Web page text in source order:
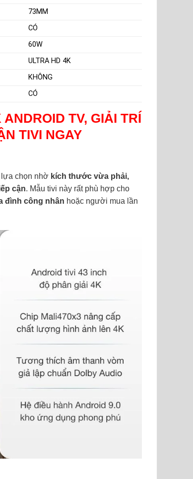
73MM
CÓ
60W
ULTRA HD 4K
KHÔNG
CÓ
ANDROID TV, GIẢI TRÍ
TIVI NGAY
chọn nhờ kích thước vừa phải,
cận. Mẫu tivi này rất phù hợp cho
đình công nhân hoặc người mua lần